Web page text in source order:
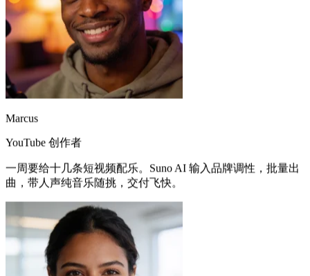
Marcus
YouTube 创作者
一周要给十几条短视频配乐。Suno AI 输入品牌调性，批量出
曲，带人声纯音乐随挑，交付飞快。